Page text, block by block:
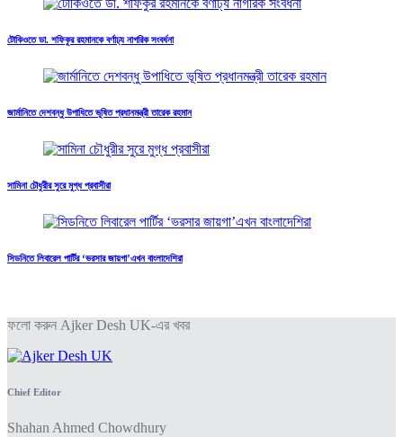
টোকিওতে ডা. শফিকুর রহমানকে বর্ণাঢ্য নাগরিক সংবর্ধনা
জার্মানিতে দেশবন্ধু উপাধিতে ভূষিত প্রধানমন্ত্রী তারেক রহমান
সামিনা চৌধুরীর সুরে মুগ্ধ প্রবাসীরা
সিডনিতে লিবারেল পার্টির ‘ভরসার জায়গা’এখন বাংলাদেশিরা
ফলো করুন Ajker Desh UK-এর খবর
Chief Editor
Shahan Ahmed Chowdhury